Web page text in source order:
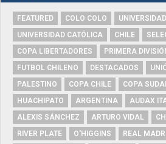
FEATURED COLO COLO
UNIVERSIDAD CATÓLICA
CHILE
COPA LIBERTADORES
PRIMERA
FUTBOL CHILENO
DESTACADOS
PALESTINO
COPA CHILE
COPA
HUACHIPATO
ARGENTINA
AUDAX
ALEXIS SÁNCHEZ
ARTURO VIDAL
RIVER PLATE
O'HIGGINS REAL